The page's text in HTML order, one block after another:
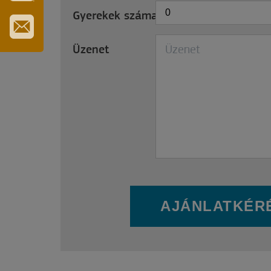
ÉS
TURISZTIKAI
KÁRTYA
IRATKOZZON
Gyerekek száma *0
Üzenet